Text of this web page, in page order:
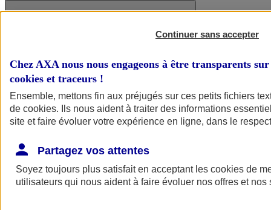
Continuer sans accepter
Chez AXA nous nous engageons à être transparents
cookies et traceurs !
Ensemble, mettons fin aux préjugés sur ces petits fichiers
de cookies. Ils nous aident à traiter des informations
site et faire évoluer votre expérience en ligne, dans le
Partagez vos attentes
Soyez toujours plus satisfait en acceptant les cookies de
utilisateurs qui nous aident à faire évoluer nos offres et nos